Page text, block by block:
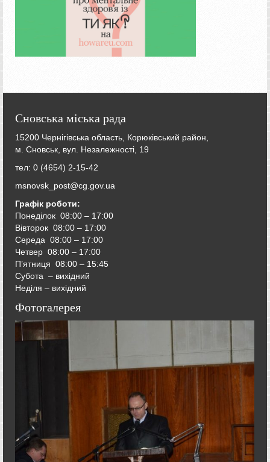
Сновська міська рада
15200 Чернігівська область, Корюківський район,
м. Сновськ, вул. Незалежності, 19
тел: 0 (4654) 2-15-42
msnovsk_post@cg.gov.ua
Графік роботи:
Понеділок 08:00 – 17:00
Вівторок 08:00 – 17:00
Середа 08:00 – 17:00
Четвер 08:00 – 17:00
П’ятниця 08:00 – 15:45
Субота – вихідний
Неділя – вихідний
Фотогалерея